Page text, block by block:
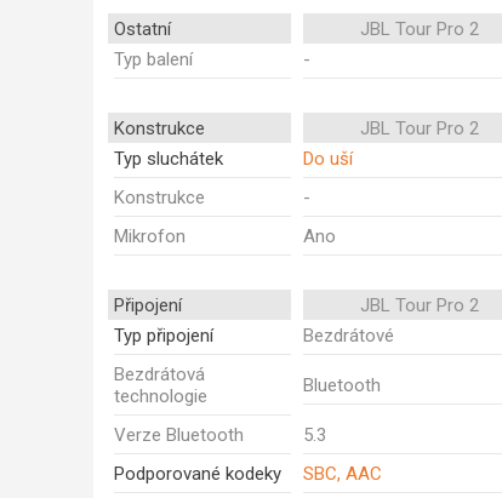
Ostatní JBL Tour Pro 2
Typ balení
-
Konstrukce JBL Tour Pro 2
Typ sluchátek
Do uší
Konstrukce
-
Mikrofon
Ano
Připojení JBL Tour Pro 2
Typ připojení
Bezdrátové
Bezdrátová
technologie
Bluetooth
Verze Bluetooth 5.3
Podporované kodeky
SBC, AAC